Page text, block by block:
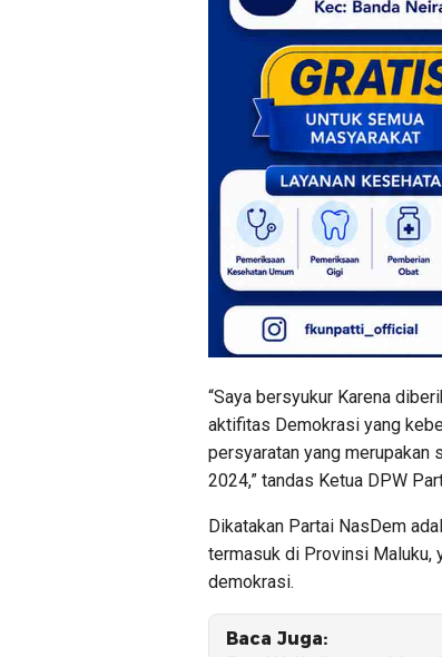
“Saya bersyukur Karena
aktifitas Demokrasi yang
persyaratan yang merupakan
2024,” tandas Ketua DPW
Dikatakan Partai NasDem
termasuk di Provinsi Maluku,
demokrasi.
Baca Juga: